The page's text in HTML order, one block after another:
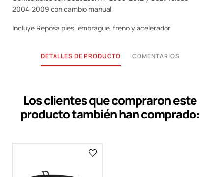
2004-2009 con cambio manual
Incluye Reposa pies, embrague, freno y acelerador
DETALLES DE PRODUCTO COMENTARIOS
Los clientes que compraron este
producto también han comprado: